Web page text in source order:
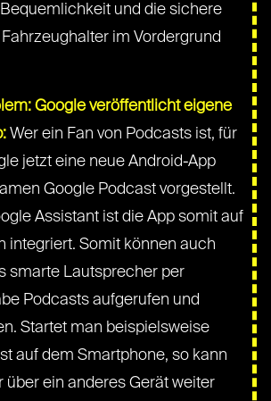
und die sichere
im Vordergrund
Google veröffentlicht eigene
Wer ein Fan von Podcasts ist, für
jetzt eine neue Android-App
Google Podcast vorgestellt.
Assistant ist die App somit auf
integriert. Somit können auch
smarte Lautsprecher per
Podcasts aufgerufen und
Startet man beispielsweise
auf dem Smartphone, so kann
über ein anderes Gerät weiter